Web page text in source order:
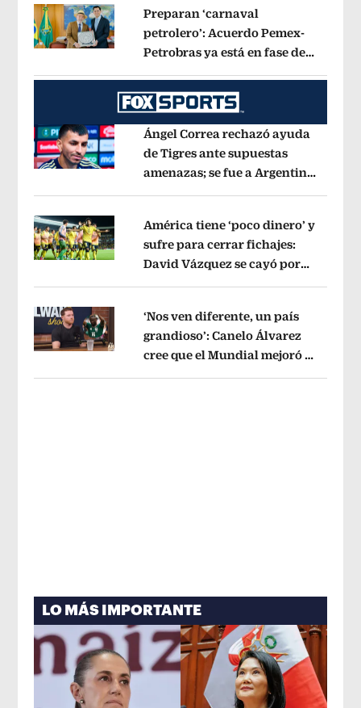
Opens in new window
Preparan ‘carnaval
petrolero’: Acuerdo Pemex-
Petrobras ya está en fase de
Opens in new window
Ángel Correa rechazó ayuda
de Tigres ante supuestas
amenazas; se fue a Argentina
Opens in new window
América tiene ‘poco dinero’ y
sufre para cerrar fichajes:
David Vázquez se cayó por
Opens in new window
‘Nos ven diferente, un país
grandioso’: Canelo Álvarez
cree que el Mundial mejoró la
LO MÁS IMPORTANTE